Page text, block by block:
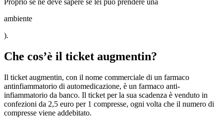
Proprio se ne deve sapere se lei può prendere una
ambiente
).
Che cos’è il ticket augmentin?
Il ticket augmentin, con il nome commerciale di un farmaco
antinfiammatorio di automedicazione, è un farmaco anti-
infiammatorio da banco. Il ticket per la sua scadenza è venduto in
confezioni da 2,5 euro per 1 compresse, ogni volta che il numero di
compresse viene addebitato.